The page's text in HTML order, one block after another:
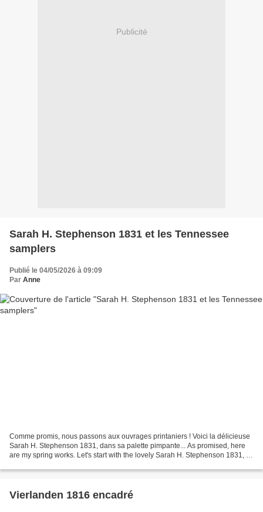
Publicité
Sarah H. Stephenson 1831 et les Tennessee
samplers
Publié le 04/05/2026 à 09:09
Par Anne
Comme promis, nous passons aux ouvrages printaniers ! Voici la délicieuse
Sarah H. Stephenson 1831, dans sa palette pimpante... As promised, here
are my spring works. Let's start with the lovely Sarah H. Stephenson 1831, in
Vierlanden 1816 encadré